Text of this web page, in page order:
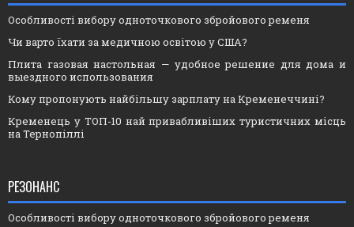
Особливості вибору одноточкового збройового ременя
Чи варто їхати за медичною освітою у США?
Плита газовая настольная — удобное решение для дома и
выездного использования
Кому пропонують найбільшу зарплату на Кременеччині?
Кременець у ТОП-10 най привабливіших туристичних місць
на Тернопіллі
РЕЗОНАНС
Особливості вибору одноточкового збройового ременя